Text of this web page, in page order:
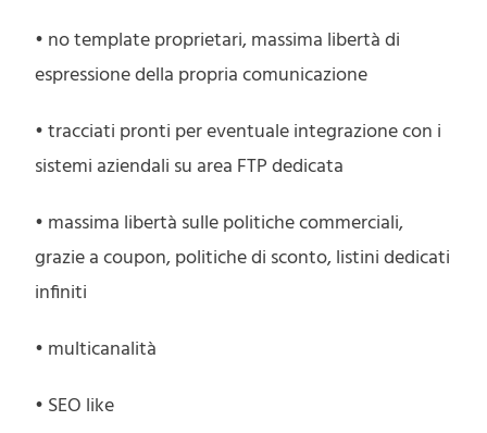
• no template proprietari, massima libertà di
espressione della propria comunicazione
• tracciati pronti per eventuale integrazione con i
sistemi aziendali su area FTP dedicata
• massima libertà sulle politiche commerciali,
grazie a coupon, politiche di sconto, listini dedicati
infiniti
• multicanalità
• SEO like